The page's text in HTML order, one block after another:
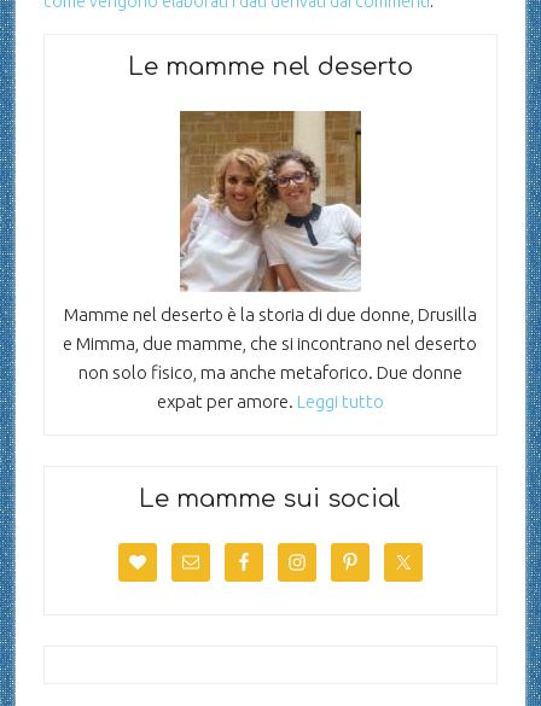
Le mamme nel deserto
Mamme nel deserto è la storia di due donne, Drusilla
e Mimma, due mamme, che si incontrano nel deserto
non solo fisico, ma anche metaforico. Due donne
expat per amore. Leggi tutto
Le mamme sui social